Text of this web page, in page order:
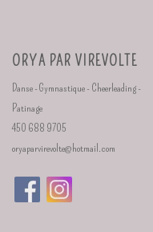
ORYA PAR VIREVOLTE
Danse - Gymnastique - Cheerleading -
Patinage
450 688 9705
oryaparvirevolte@hotmail.com